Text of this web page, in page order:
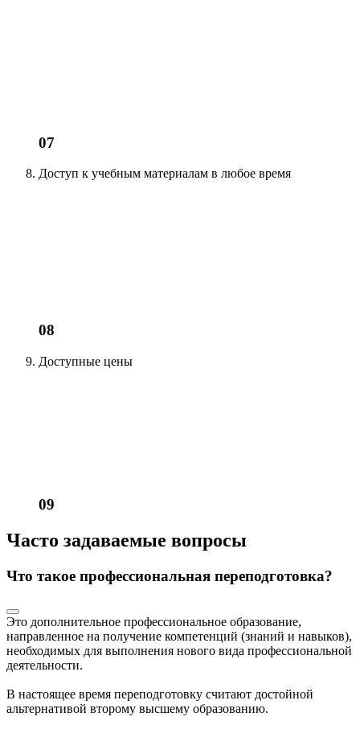
07
Доступ к учебным материалам в любое время
08
Доступные цены
09
Часто задаваемые вопросы
Что такое профессиональная переподготовка?
Это дополнительное профессиональное образование,
направленное на получение компетенций (знаний и навыков),
необходимых для выполнения нового вида профессиональной
деятельности.
В настоящее время переподготовку считают достойной
альтернативой второму высшему образованию.